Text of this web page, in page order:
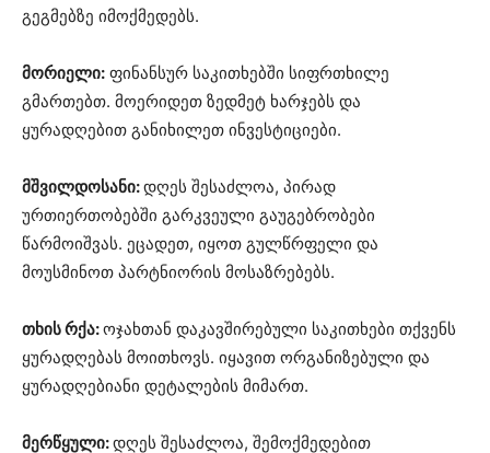
გეგმებზე იმოქმედებს.
მორიელი: ფინანსურ საკითხებში სიფრთხილე
გმართებთ. მოერიდეთ ზედმეტ ხარჯებს და
ყურადღებით განიხილეთ ინვესტიციები.
მშვილდოსანი:დღეს შესაძლოა, პირად
ურთიერთობებში გარკვეული გაუგებრობები
წარმოიშვას. ეცადეთ, იყოთ გულწრფელი და
მოუსმინოთ პარტნიორის მოსაზრებებს.
თხის რქა:ოჯახთან დაკავშირებული საკითხები თქვენს
ყურადღებას მოითხოვს. იყავით ორგანიზებული და
ყურადღებიანი დეტალების მიმართ.
მერწყული:დღეს შესაძლოა, შემოქმედებით